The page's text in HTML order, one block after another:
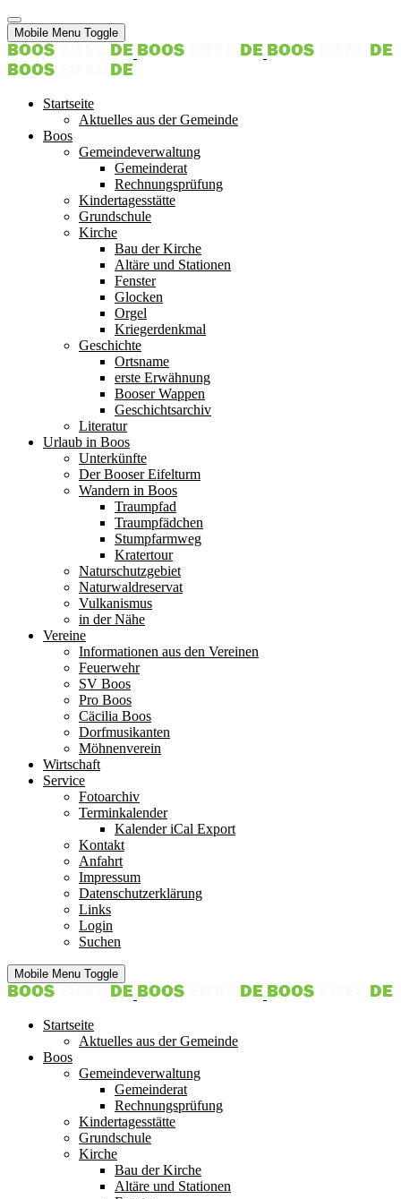
Mobile Menu Toggle
Startseite
Aktuelles aus der Gemeinde
Boos
Gemeindeverwaltung
Gemeinderat
Rechnungsprüfung
Kindertagesstätte
Grundschule
Kirche
Bau der Kirche
Altäre und Stationen
Fenster
Glocken
Orgel
Kriegerdenkmal
Geschichte
Ortsname
erste Erwähnung
Booser Wappen
Geschichtsarchiv
Literatur
Urlaub in Boos
Unterkünfte
Der Booser Eifelturm
Wandern in Boos
Traumpfad
Traumpfädchen
Stumpfarmweg
Kratertour
Naturschutzgebiet
Naturwaldreservat
Vulkanismus
in der Nähe
Vereine
Informationen aus den Vereinen
Feuerwehr
SV Boos
Pro Boos
Cäcilia Boos
Dorfmusikanten
Möhnenverein
Wirtschaft
Service
Fotoarchiv
Terminkalender
Kalender iCal Export
Kontakt
Anfahrt
Impressum
Datenschutzerklärung
Links
Login
Suchen
Mobile Menu Toggle
Startseite
Aktuelles aus der Gemeinde
Boos
Gemeindeverwaltung
Gemeinderat
Rechnungsprüfung
Kindertagesstätte
Grundschule
Kirche
Bau der Kirche
Altäre und Stationen